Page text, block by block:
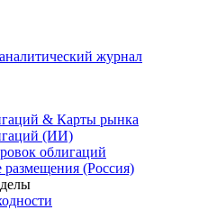
журнал
& Карты рынка
(ИИ)
облигаций
(Россия)